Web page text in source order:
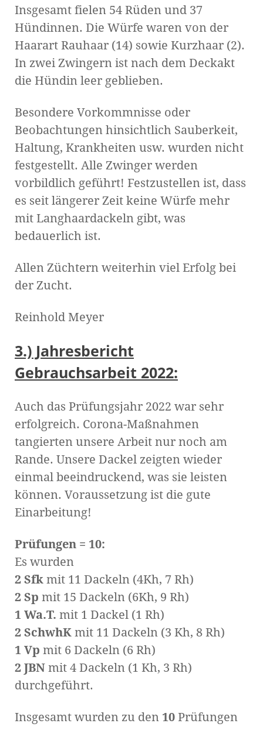
Insgesamt fielen 54 Rüden und 37
Hündinnen. Die Würfe waren von der
Haarart Rauhaar (14) sowie Kurzhaar (2).
In zwei Zwingern ist nach dem Deckakt
die Hündin leer geblieben.
Besondere Vorkommnisse oder
Beobachtungen hinsichtlich Sauberkeit,
Haltung, Krankheiten usw. wurden nicht
festgestellt. Alle Zwinger werden
vorbildlich geführt! Festzustellen ist, dass
es seit längerer Zeit keine Würfe mehr
mit Langhaardackeln gibt, was
bedauerlich ist.
Allen Züchtern weiterhin viel Erfolg bei
der Zucht.
Reinhold Meyer
3.) Jahresbericht
Gebrauchsarbeit 2022:
Auch das Prüfungsjahr 2022 war sehr
erfolgreich. Corona-Maßnahmen
tangierten unsere Arbeit nur noch am
Rande. Unsere Dackel zeigten wieder
einmal beeindruckend, was sie leisten
können. Voraussetzung ist die gute
Einarbeitung!
Prüfungen = 10:
Es wurden
2 Sfk mit 11 Dackeln (4Kh, 7 Rh)
2 Sp mit 15 Dackeln (6Kh, 9 Rh)
1 Wa.T. mit 1 Dackel (1 Rh)
2 SchwhK mit 11 Dackeln (3 Kh, 8 Rh)
1 Vp mit 6 Dackeln (6 Rh)
2 JBN mit 4 Dackeln (1 Kh, 3 Rh)
durchgeführt.
Insgesamt wurden zu den 10 Prüfungen